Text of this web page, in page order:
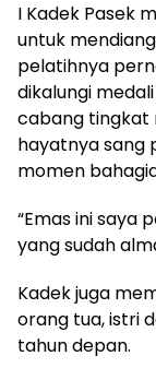
I Kadek Pasek
untuk
pelatihnya
dikalungi
cabang tingkat
hayatnya sang
momen
“Emas ini saya
yang sudah
Kadek juga
orang tua, istri
tahun depan.